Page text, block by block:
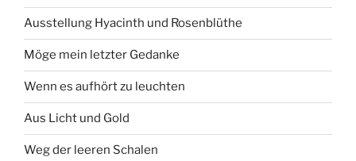
Ausstellung Hyacinth und Rosenblüthe
Möge mein letzter Gedanke
Wenn es aufhört zu leuchten
Aus Licht und Gold
Weg der leeren Schalen